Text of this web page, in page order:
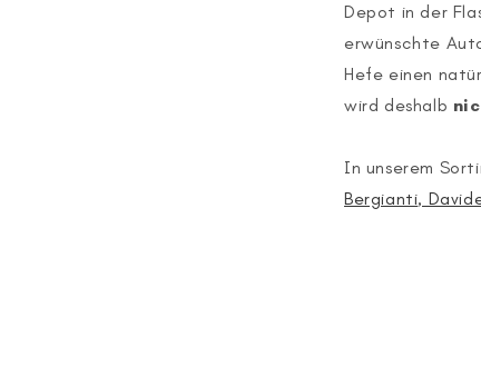
Depot in der
erwünschte
Hefe einen
wird deshalb
In unserem
Bergianti,